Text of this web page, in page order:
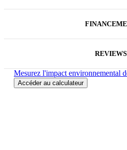
REVIEWS
Mesurez l'impact environnemental
Accéder au calculateur